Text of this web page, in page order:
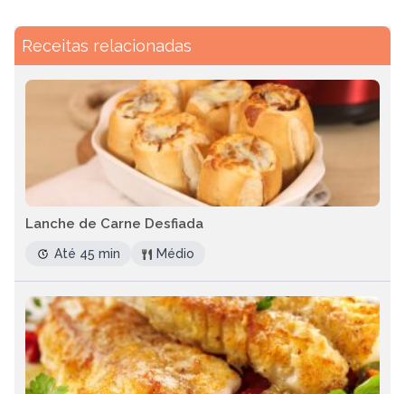
Receitas relacionadas
Lanche de Carne Desfiada
Até 45 min Médio